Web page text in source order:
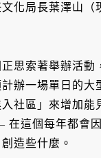
化局長葉澤山
思索著舉辦活
辦一場單日的
社區」來增加
這個每年都會
造些什麼。